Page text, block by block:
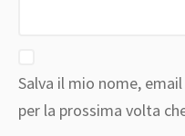
Salva il mio nome,
per la prossima volta